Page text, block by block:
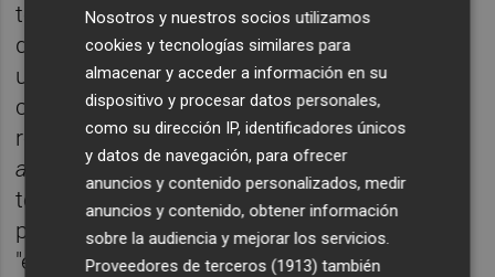
tema tenía que ir más allá: la incomprensión
de la vida, la vejez y las edades pueden ser
una Falla, poniendo sobre la mesa, una
conversación que para muchos pueda
resultar tabú. El planteamiento dePer molts
anys
evidencia nuestra relación con este
tema, que a su vez en según que casos
pueda resultar “privilegiada”, o incluso
"elitista" la idea de la celebración, tal y como
Nosotros y nuestros socios utilizamos
cookies y tecnologías similares para
almacenar y acceder a información en su
dispositivo y procesar datos personales,
como su dirección IP, identificadores únicos
y datos de navegación, para ofrecer
anuncios y contenido personalizados, medir
anuncios y contenido, obtener información
sobre la audiencia y mejorar los servicios.
Proveedores de terceros (1913) también